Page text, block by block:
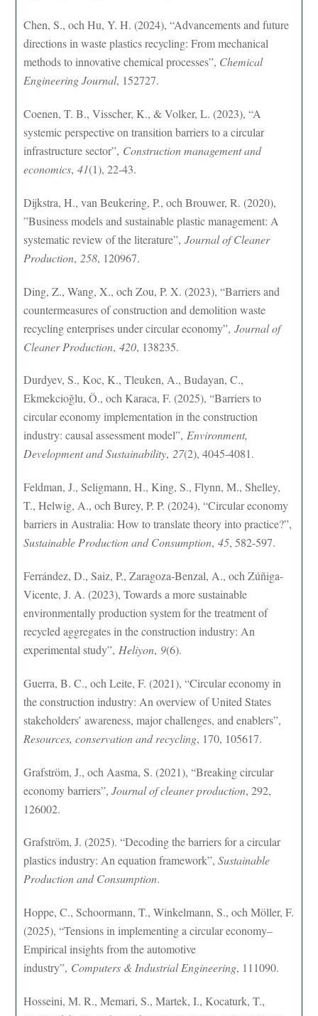
Chen, S., och Hu, Y. H. (2024), “Advancements and future
directions in waste plastics recycling: From mechanical
methods to innovative chemical processes”, Chemical
Engineering Journal, 152727.
Coenen, T. B., Visscher, K., & Volker, L. (2023), “A
systemic perspective on transition barriers to a circular
infrastructure sector”, Construction management and
economics,41(1), 22-43.
Dijkstra, H., van Beukering, P., och Brouwer, R. (2020),
”Business models and sustainable plastic management: A
systematic review of the literature”,Journal of Cleaner
Production, 258, 120967.
Ding, Z., Wang, X., och Zou, P. X. (2023), “Barriers and
countermeasures of construction and demolition waste
recycling enterprises under circular economy”,Journal of
Cleaner Production,420, 138235.
Durdyev, S., Koc, K., Tleuken, A., Budayan, C.,
Ekmekcioğlu, Ö., och Karaca, F. (2025), “Barriers to
circular economy implementation in the construction
industry: causal assessment model”,Environment,
Development and Sustainability,27(2), 4045-4081.
Feldman, J., Seligmann, H., King, S., Flynn, M., Shelley,
T., Helwig, A., och Burey, P. P. (2024), “Circular economy
barriers in Australia: How to translate theory into practice?”,
Sustainable Production and Consumption,45, 582-597.
Ferrández, D., Saiz, P., Zaragoza-Benzal, A., och Zúñiga-
Vicente, J. A. (2023), Towards a more sustainable
environmentally production system for the treatment of
recycled aggregates in the construction industry: An
experimental study”, Heliyon, 9(6).
Guerra, B. C., och Leite, F. (2021), “Circular economy in
the construction industry: An overview of United States
stakeholders’ awareness, major challenges, and enablers”,
Resources, conservation and recycling, 170, 105617.
Grafström, J., och Aasma, S. (2021), “Breaking circular
economy barriers”,Journal of cleaner production, 292,
126002.
Grafström, J. (2025). “Decoding the barriers for a circular
plastics industry: An equation framework”, Sustainable
Production and Consumption.
Hoppe, C., Schoormann, T., Winkelmann, S., och Möller, F.
(2025), “Tensions in implementing a circular economy–
Empirical insights from the automotive
industry”, Computers & Industrial Engineering, 111090.
Hosseini, M. R., Memari, S., Martek, I., Kocaturk, T.,